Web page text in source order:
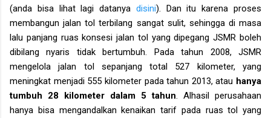
(anda bisa lihat lagi datanya disini). Dan itu karena proses
membangun jalan tol terbilang sangat sulit, sehingga di masa
lalu panjang ruas konsesi jalan tol yang dipegang JSMR boleh
dibilang nyaris tidak bertumbuh. Pada tahun 2008, JSMR
mengelola jalan tol sepanjang total 527 kilometer, yang
meningkat menjadi 555 kilometer pada tahun 2013, atau hanya
tumbuh 28 kilometer dalam 5 tahun . Alhasil perusahaan
hanya bisa mengandalkan kenaikan tarif pada ruas tol yang